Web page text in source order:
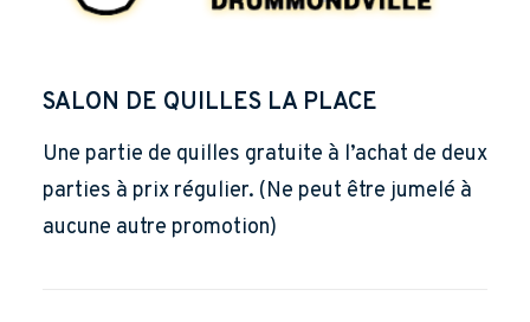
SALON DE QUILLES LA PLACE
Une partie de quilles gratuite à l’achat de deux
parties à prix régulier. (Ne peut être jumelé à
aucune autre promotion)